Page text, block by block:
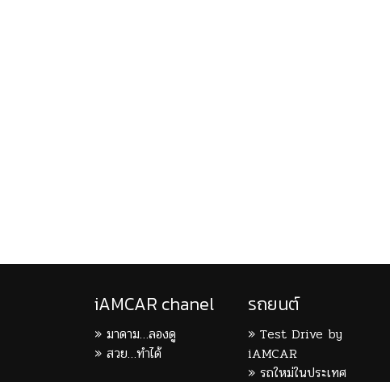
iAMCAR chanel
มาดาม…ลองดู
สวย…ทำได้
รถยนต์
Test Drive by
iAMCAR
รถใหม่ในประเทศ